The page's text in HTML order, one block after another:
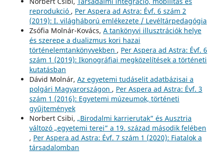
reprodukció , Per Aspera ad Astra: Évf. 6 szám 2
(2019): I. világháború emlékezete / Levéltárpedagógia
Zsófia Molnár-Kovács, A tankönyvi illusztrációk helye
és szerepe a dualizmus kori hazai
történelemtankönyvekben , Per Aspera ad Astra: Évf. 6
szám 1 (2019): Ikonográfiai megközelítések a történeti
kutatásban
Dávid Molnár, Az egyetemi tudáselit adatbázisai a
polgári Magyarországon , Per Aspera ad Astra: Évf. 3
szám 1 (2016): Egyetemi múzeumok, történeti
gyűjtemények
Norbert Csibi, „Birodalmi karrierutak” és Ausztria
változó „egyetemi terei” a 19. század második felében
, Per Aspera ad Astra: Évf. 7 szám 1 (2020): Fiatalok a
társadalomban